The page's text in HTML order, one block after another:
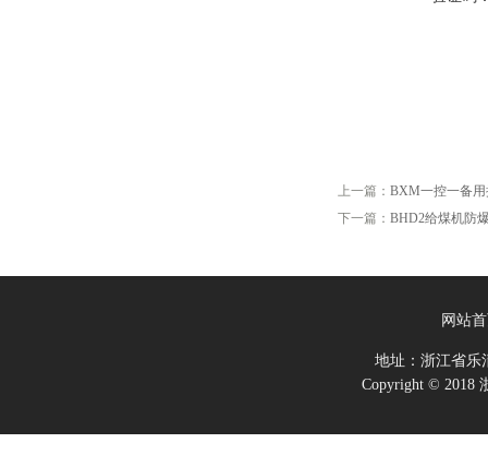
上一篇： BXM一控一备
下一篇： BHD2给煤机防
网站
地址：浙江省
Copyright © 2018